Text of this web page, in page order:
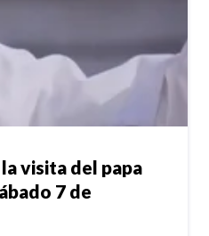
visita del papa
7 de